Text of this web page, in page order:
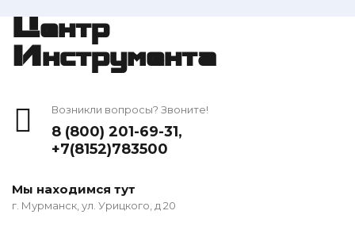
Центр
Инструмента
Возникли вопросы? Звоните!
8 (800) 201-69-31,
+7(8152)783500
Мы находимся тут
г. Мурманск, ул. Урицкого, д 20